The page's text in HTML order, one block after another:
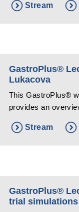
Stream
GastroPlus®
Lukacova
This GastroPlus®
provides an
Stream
GastroPlus®
trial simulations